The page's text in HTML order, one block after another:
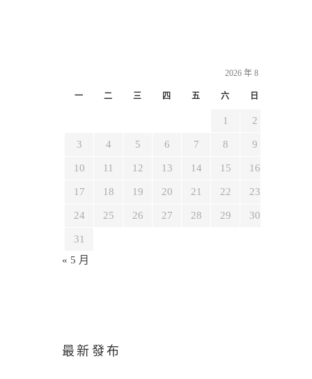
2026 年 8 月
一 二 三 四 五 六 日
1 2
3 4 5 6 7 8 9
10 11 12 13 14 15 16
17 18 19 20 21 22 23
24 25 26 27 28 29 30
31
« 5 月
最新發布